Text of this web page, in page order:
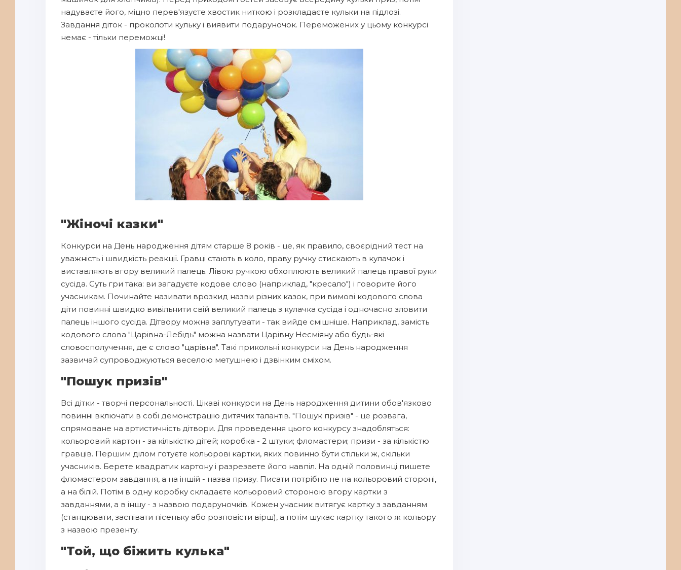
надуваєте його, міцно перев'язуєте хвостик ниткою і розкладаєте кульки на підлозі.
Завдання діток - проколоти кульку і виявити подаруночок. Переможених у цьому конкурсі
немає - тільки переможці!
"Жіночі казки"
Конкурси на День народження дітям старше 8 років - це, як правило, своєрідний тест на
уважність і швидкість реакції. Гравці стають в коло, праву ручку стискають в кулачок і
виставляють вгору великий палець. Лівою ручкою обхоплюють великий палець правої руки
сусіда. Суть гри така: ви загадуєте кодове слово (наприклад, "кресало") і говорите його
учасникам. Починайте називати врозкид назви різних казок, при вимові кодового слова
діти повинні швидко вивільнити свій великий палець з кулачка сусіда і одночасно зловити
палець іншого сусіда. Дітвору можна заплутувати - так вийде смішніше. Наприклад, замість
кодового слова "Царівна-Лебідь" можна назвати Царівну Несміяну або будь-які
словосполучення, де є слово "царівна". Такі прикольні конкурси на День народження
зазвичай супроводжуються веселою метушнею і дзвінким сміхом.
"Пошук призів"
Всі дітки - творчі персональності. Цікаві конкурси на День народження дитини обов'язково
повинні включати в собі демонстрацію дитячих талантів. "Пошук призів" - це розвага,
спрямоване на артистичність дітвори. Для проведення цього конкурсу знадобляться:
кольоровий картон - за кількістю дітей; коробка - 2 штуки; фломастери; призи - за кількістю
гравців. Першим ділом готуєте кольорові картки, яких повинно бути стільки ж, скільки
учасників. Берете квадратик картону і разрезаете його навпіл. На одній половинці пишете
фломастером завдання, а на іншій - назва призу. Писати потрібно не на кольоровий стороні,
а на білій. Потім в одну коробку складаєте кольоровий стороною вгору картки з
завданнями, а в іншу - з назвою подаруночків. Кожен учасник витягує картку з завданням
(станцювати, заспівати пісеньку або розповісти вірш), а потім шукає картку такого ж кольору
з назвою презенту.
"Той, що біжить кулька"